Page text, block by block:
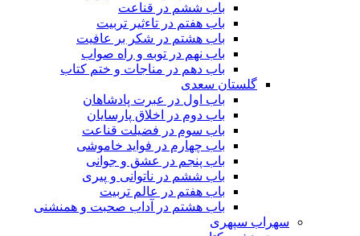
باب ششم در قناعت
باب هفتم در تاءثیر تربیت
باب هشتم در شکر بر عافیت
باب نهم در توبه و راه صواب
باب دهم در مناجات و ختم کتاب
گلستان سعدی
باب اول در عبرت پادشاهان
باب دوم در اخلاق پارسایان
باب سوم در فضیلت قناعت
باب چهارم در فواید خاموشى
باب پنجم در عشق و جوانى
باب ششم در ناتوانى و پیرى
باب هفتم در عالم تربیت
باب هشتم در آداب صحبت و همنشنى
سهراب سپهری